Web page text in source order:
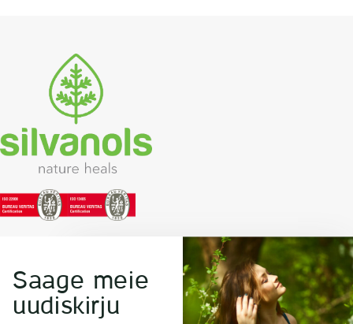
Saage meie
uudiskirju